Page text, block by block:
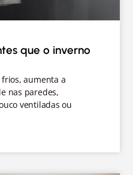
que o inverno
frios, aumenta a
nas paredes,
ventiladas ou